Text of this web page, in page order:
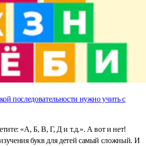
последовательности нужно учить с
«А, Б, В, Г, Д и т.д.». А вот и нет!
букв для детей самый сложный. И